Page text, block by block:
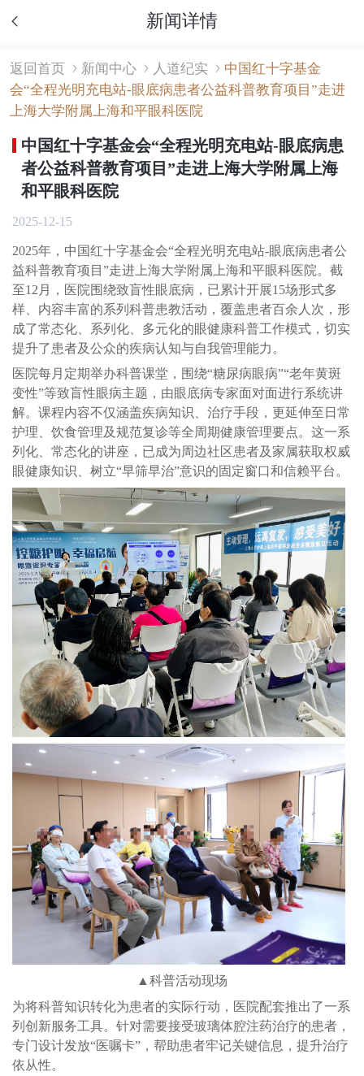
新闻详情
返回首页 新闻中心 人道纪实
中国红十字基金
会“全程光明充电站-眼底病患者公益科普教育项目”走进
上海大学附属上海和平眼科医院
中国红十字基金会“全程光明充电站-眼底病患
者公益科普教育项目”走进上海大学附属上海
和平眼科医院
2025-12-15
2025年，中国红十字基金会“全程光明充电站-眼底病患者公
益科普教育项目”走进上海大学附属上海和平眼科医院。截
至12月，医院围绕致盲性眼底病，已累计开展15场形式多
样、内容丰富的系列科普患教活动，覆盖患者百余人次，形
成了常态化、系列化、多元化的眼健康科普工作模式，切实
提升了患者及公众的疾病认知与自我管理能力。
医院每月定期举办科普课堂，围绕“糖尿病眼病”“老年黄斑
变性”等致盲性眼病主题，由眼底病专家面对面进行系统讲
解。课程内容不仅涵盖疾病知识、治疗手段，更延伸至日常
护理、饮食管理及规范复诊等全周期健康管理要点。这一系
列化、常态化的讲座，已成为周边社区患者及家属获取权威
眼健康知识、树立“早筛早治”意识的固定窗口和信赖平台。
▲科普活动现场
为将科普知识转化为患者的实际行动，医院配套推出了一系
列创新服务工具。针对需要接受玻璃体腔注药治疗的患者，
专门设计发放“医嘱卡”，帮助患者牢记关键信息，提升治疗
依从性。